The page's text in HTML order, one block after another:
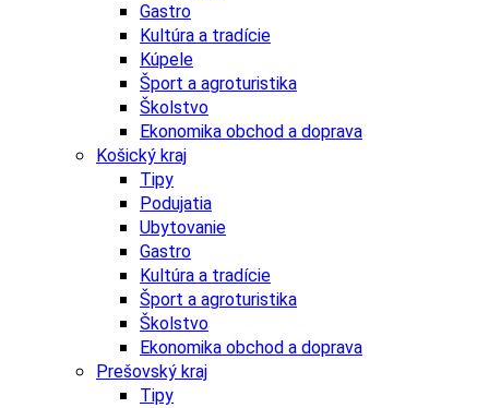
Gastro
Kultúra a tradície
Kúpele
Šport a agroturistika
Školstvo
Ekonomika obchod a doprava
Košický kraj
Tipy
Podujatia
Ubytovanie
Gastro
Kultúra a tradície
Šport a agroturistika
Školstvo
Ekonomika obchod a doprava
Prešovský kraj
Tipy